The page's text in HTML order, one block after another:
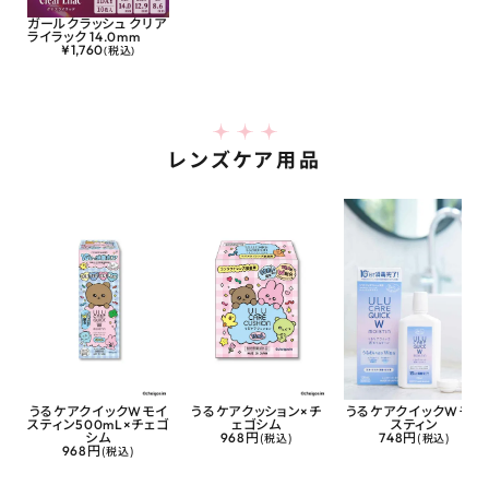
ガールクラッシュ クリア
ライラック 14.0mm
¥1,760(税込)
レンズケア用品
うるケアクイックWモイ
スティン500mL×チェゴ
シム
968円 (税込)
うるケアクッション×チ
ェゴシム
968円 (税込)
うるケアクイックWモイ
スティン
748円 (税込)